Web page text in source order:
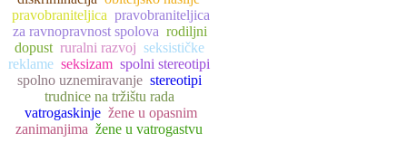
pravobraniteljica pravobraniteljica
za ravnopravnost spolova rodiljni
dopust ruralni razvoj seksističke
reklame seksizam spolni stereotipi
spolno uznemiravanje stereotipi
trudnice na tržištu rada
vatrogaskinje žene u opasnim
zanimanjima žene u vatrogastvu